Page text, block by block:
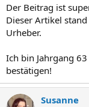
Der Beitrag ist
Dieser Artikel stand
Urheber.
Ich bin Jahrgang
bestätigen!
Susanne